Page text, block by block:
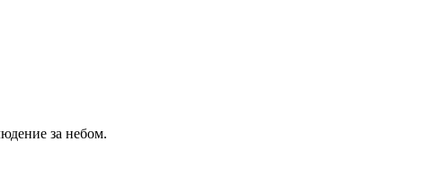
за небом.